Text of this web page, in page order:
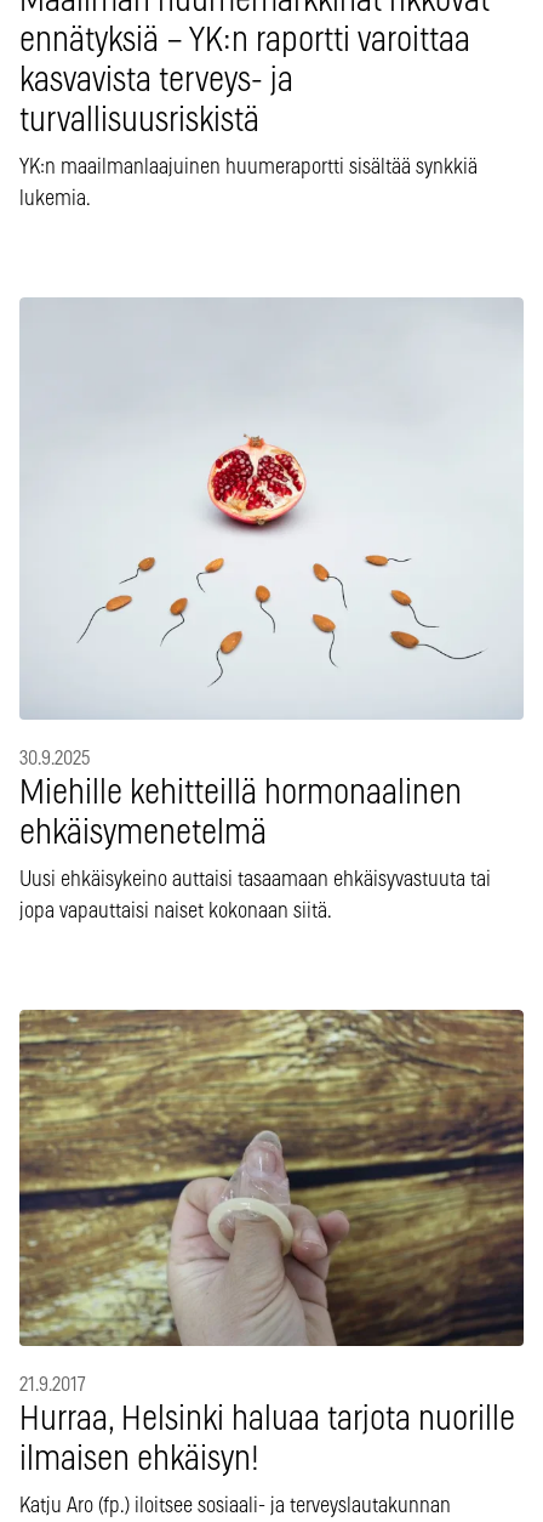
ennätyksiä – YK:n raportti varoittaa
kasvavista terveys- ja
turvallisuusriskistä
YK:n maailmanlaajuinen huumeraportti sisältää synkkiä
lukemia.
30.9.2025
Miehille kehitteillä hormonaalinen
ehkäisymenetelmä
Uusi ehkäisykeino auttaisi tasaamaan ehkäisyvastuuta tai
jopa vapauttaisi naiset kokonaan siitä.
21.9.2017
Hurraa, Helsinki haluaa tarjota nuorille
ilmaisen ehkäisyn!
Katju Aro (fp.) iloitsee sosiaali- ja terveyslautakunnan